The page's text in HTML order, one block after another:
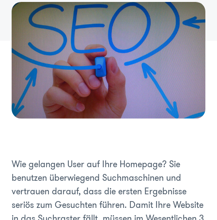
Über Uns
Wie gelangen User auf Ihre Homepage? Sie
benutzen überwiegend Suchmaschinen und
vertrauen darauf, dass die ersten Ergebnisse
seriös zum Gesuchten führen. Damit Ihre Website